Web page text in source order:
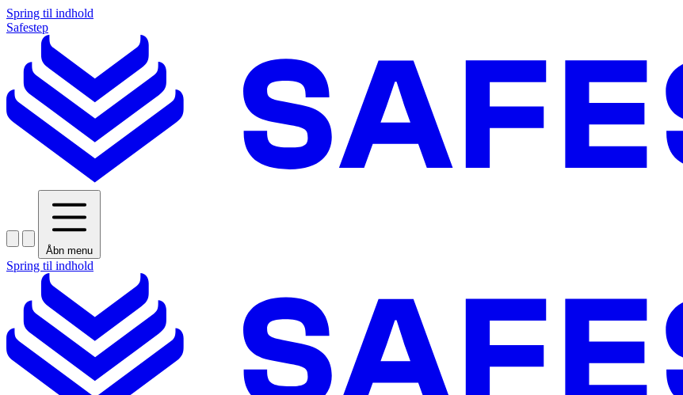
Spring til indhold
Safestep
Åbn menu
Spring til indhold